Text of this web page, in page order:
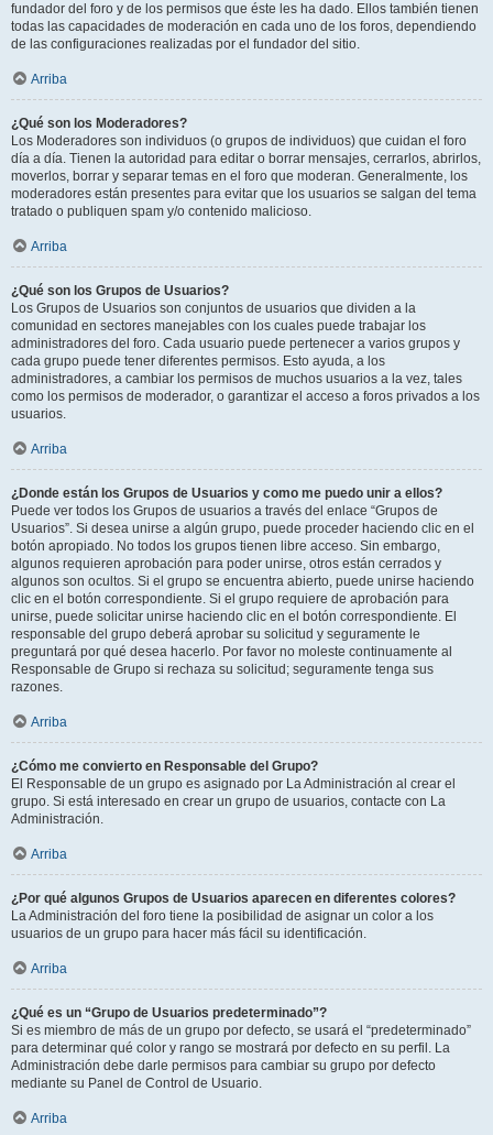
fundador del foro y de los permisos que éste les ha dado. Ellos también tienen
todas las capacidades de moderación en cada uno de los foros, dependiendo
de las configuraciones realizadas por el fundador del sitio.
Arriba
¿Qué son los Moderadores?
Los Moderadores son individuos (o grupos de individuos) que cuidan el foro
día a día. Tienen la autoridad para editar o borrar mensajes, cerrarlos, abrirlos,
moverlos, borrar y separar temas en el foro que moderan. Generalmente, los
moderadores están presentes para evitar que los usuarios se salgan del tema
tratado o publiquen spam y/o contenido malicioso.
Arriba
¿Qué son los Grupos de Usuarios?
Los Grupos de Usuarios son conjuntos de usuarios que dividen a la
comunidad en sectores manejables con los cuales puede trabajar los
administradores del foro. Cada usuario puede pertenecer a varios grupos y
cada grupo puede tener diferentes permisos. Esto ayuda, a los
administradores, a cambiar los permisos de muchos usuarios a la vez, tales
como los permisos de moderador, o garantizar el acceso a foros privados a los
usuarios.
Arriba
¿Donde están los Grupos de Usuarios y como me puedo unir a ellos?
Puede ver todos los Grupos de usuarios a través del enlace “Grupos de
Usuarios”. Si desea unirse a algún grupo, puede proceder haciendo clic en el
botón apropiado. No todos los grupos tienen libre acceso. Sin embargo,
algunos requieren aprobación para poder unirse, otros están cerrados y
algunos son ocultos. Si el grupo se encuentra abierto, puede unirse haciendo
clic en el botón correspondiente. Si el grupo requiere de aprobación para
unirse, puede solicitar unirse haciendo clic en el botón correspondiente. El
responsable del grupo deberá aprobar su solicitud y seguramente le
preguntará por qué desea hacerlo. Por favor no moleste continuamente al
Responsable de Grupo si rechaza su solicitud; seguramente tenga sus
razones.
Arriba
¿Cómo me convierto en Responsable del Grupo?
El Responsable de un grupo es asignado por La Administración al crear el
grupo. Si está interesado en crear un grupo de usuarios, contacte con La
Administración.
Arriba
¿Por qué algunos Grupos de Usuarios aparecen en diferentes colores?
La Administración del foro tiene la posibilidad de asignar un color a los
usuarios de un grupo para hacer más fácil su identificación.
Arriba
¿Qué es un “Grupo de Usuarios predeterminado”?
Si es miembro de más de un grupo por defecto, se usará el “predeterminado”
para determinar qué color y rango se mostrará por defecto en su perfil. La
Administración debe darle permisos para cambiar su grupo por defecto
mediante su Panel de Control de Usuario.
Arriba